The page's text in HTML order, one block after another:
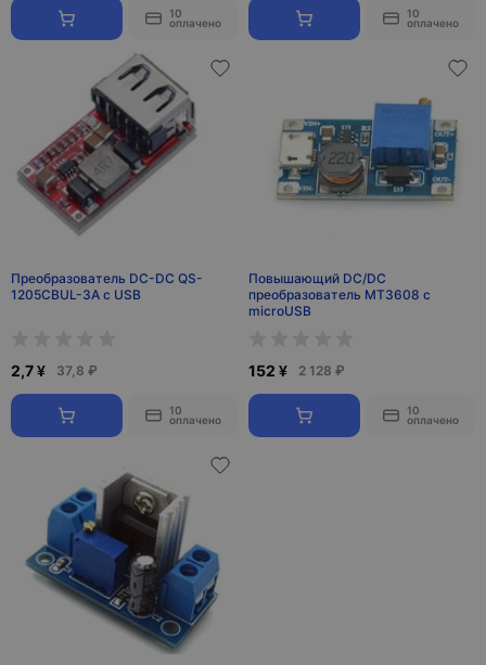
10
оплачено
10
оплачено
Преобразователь DC-DC QS-
1205CBUL-3A c USB
2,7 ¥ 37,8 ₽
10
оплачено
Повышающий DC/DC
преобразователь MT3608 с
microUSB
152 ¥ 2 128 ₽
10
оплачено